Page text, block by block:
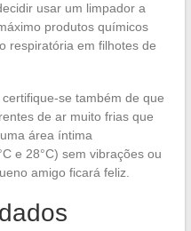
usar um limpador a
produtos químicos
respiratória em filhotes de
se também de que
de ar muito frias que
área íntima
e 28°C) sem vibrações ou
amigo ficará feliz.